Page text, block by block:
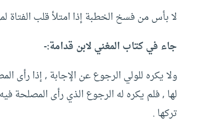
لا بأس من فسخ الخطبة إذا امتلأ قلب الفتاة
جاء في كتاب المغني لابن قدامة:-
ولا يكره للولي الرجوع عن الإجابة , إذا رأى
لها , فلم يكره له الرجوع الذي رأى المصلحة
تركها .